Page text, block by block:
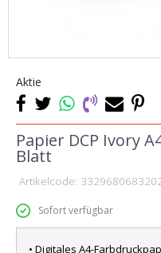
Aktie
Papier DCP Ivory
Blatt
Artikelcode:
Sofort verfügbar
• Digitales A4-